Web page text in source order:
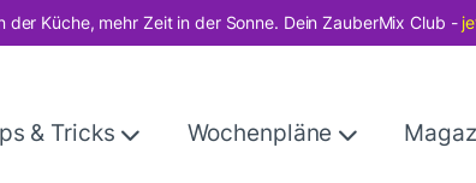
der Küche, mehr Zeit in der Sonne. Dein ZauberMix Club -
& Tricks Wochenpläne